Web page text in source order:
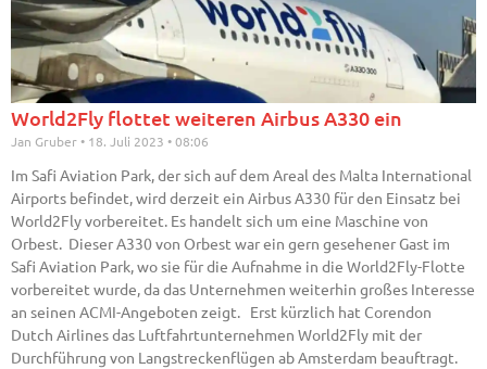
World2Fly flottet weiteren Airbus A330 ein
Jan Gruber 18. Juli 2023 08:06
Im Safi Aviation Park, der sich auf dem Areal des Malta International
Airports befindet, wird derzeit ein Airbus A330 für den Einsatz bei
World2Fly vorbereitet. Es handelt sich um eine Maschine von
Orbest. Dieser A330 von Orbest war ein gern gesehener Gast im
Safi Aviation Park, wo sie für die Aufnahme in die World2Fly-Flotte
vorbereitet wurde, da das Unternehmen weiterhin großes Interesse
an seinen ACMI-Angeboten zeigt. Erst kürzlich hat Corendon
Dutch Airlines das Luftfahrtunternehmen World2Fly mit der
Durchführung von Langstreckenflügen ab Amsterdam beauftragt.